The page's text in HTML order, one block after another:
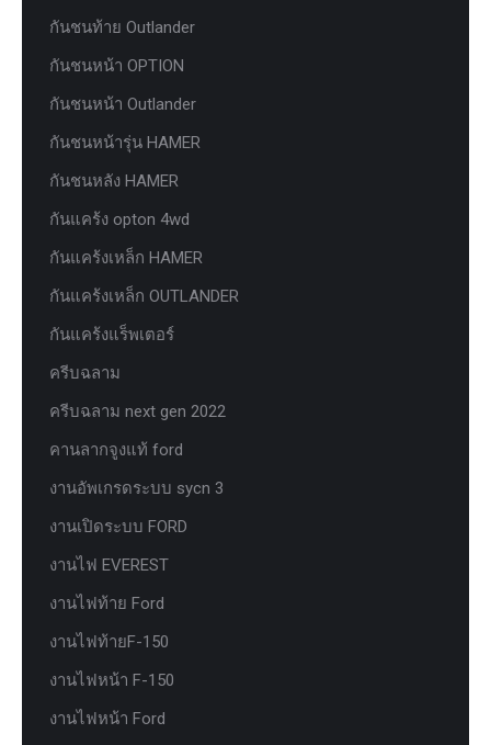
กันชนท้าย Outlander
กันชนหน้า OPTION
กันชนหน้า Outlander
กันชนหน้ารุ่น HAMER
กันชนหลัง HAMER
กันแคร้ง opton 4wd
กันแคร้งเหล็ก HAMER
กันแคร้งเหล็ก OUTLANDER
กันแคร้งแร็พเตอร์
ครีบฉลาม
ครีบฉลาม next gen 2022
คานลากจูงแท้ ford
งานอัพเกรดระบบ sycn 3
งานเปิดระบบ FORD
งานไฟ EVEREST
งานไฟท้าย Ford
งานไฟท้ายF-150
งานไฟหน้า F-150
งานไฟหน้า Ford